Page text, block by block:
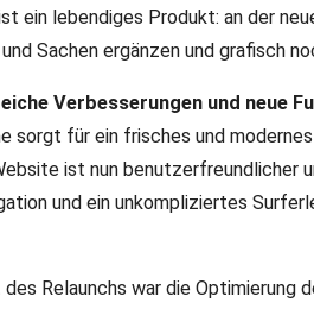
Planung, Entwicklung und
und Interessierte zu begeistern.
ein verbessertes Online-Erlebnis
ein lebendiges Produkt: an der
Sachen ergänzen und grafisch
Verbesserungen und neue
sorgt für ein frisches und
ist nun benutzerfreundlicher
und ein unkompliziertes
Relaunchs war die Optimierung